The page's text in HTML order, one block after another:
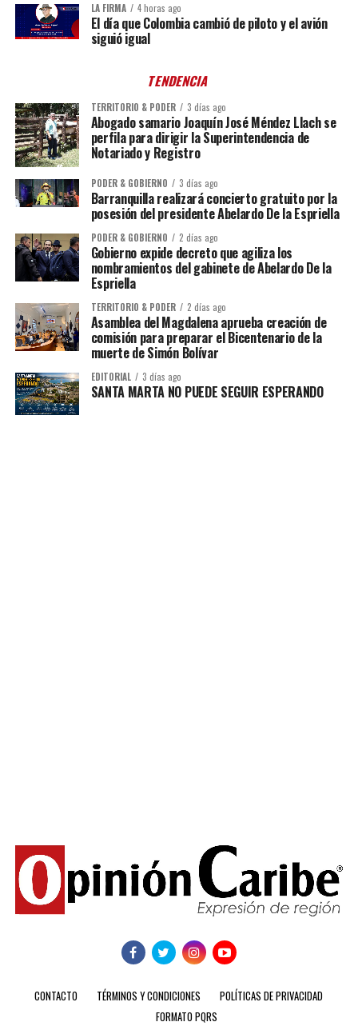
LA FIRMA 4 horas ago
El día que Colombia cambió de piloto y el avión
siguió igual
TENDENCIA
TERRITORIO & PODER 3 días ago
Abogado samario Joaquín José Méndez Llach se
perfila para dirigir la Superintendencia de
Notariado y Registro
PODER & GOBIERNO 3 días ago
Barranquilla realizará concierto gratuito por la
posesión del presidente Abelardo De la Espriella
PODER & GOBIERNO 2 días ago
Gobierno expide decreto que agiliza los
nombramientos del gabinete de Abelardo De la
Espriella
TERRITORIO & PODER 2 días ago
Asamblea del Magdalena aprueba creación de
comisión para preparar el Bicentenario de la
muerte de Simón Bolívar
EDITORIAL 3 días ago
SANTA MARTA NO PUEDE SEGUIR ESPERANDO
CONTACTO TÉRMINOS Y CONDICIONES
POLÍTICAS DE PRIVACIDAD
FORMATO PQRS